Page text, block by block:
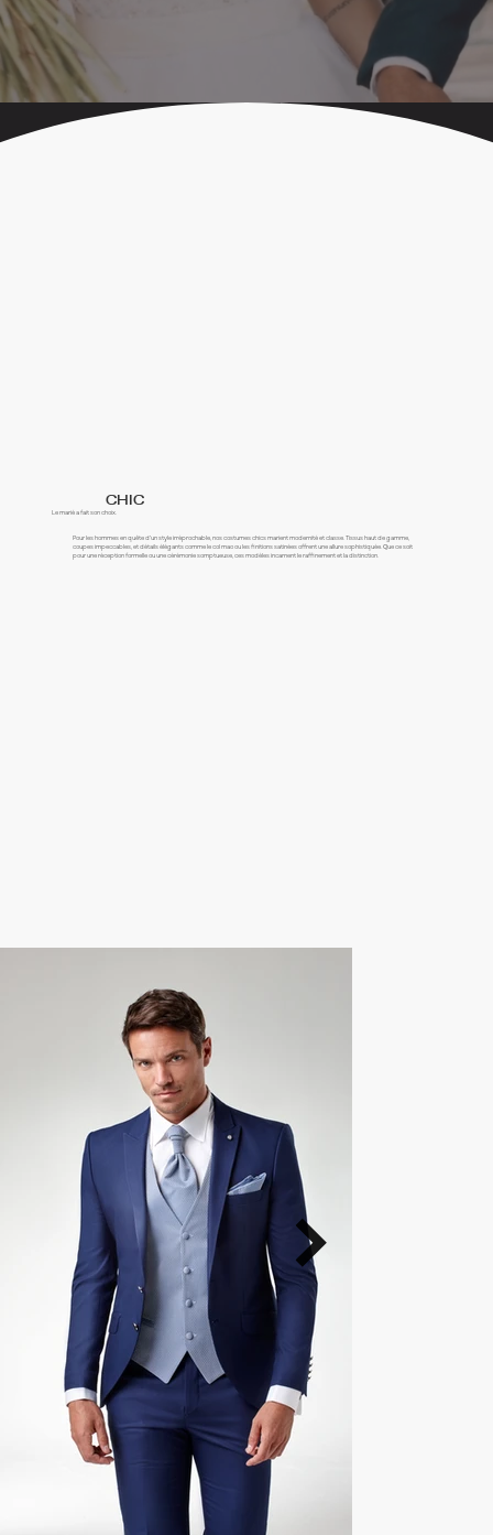
CHIC
Le marié a fait son choix.
Pour les hommes en quête d’un style irréprochable, nos costumes chics marient modernité et classe. Tissus haut de gamme,
coupes impeccables, et détails élégants comme le col mao ou les finitions satinées offrent une allure sophistiquée. Que ce soit
pour une réception formelle ou une cérémonie somptueuse, ces modèles incarnent le raffinement et la distinction.